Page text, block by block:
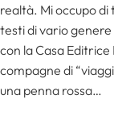
realtà. Mi occupo di
testi di vario
con la Casa
compagne di
una penna rossa…